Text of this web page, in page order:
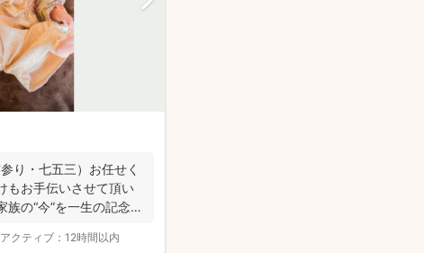
り・七五三）お任せく
もお手伝いさせて頂い
の“今”を一生の記念
クティブ： 12時間以内